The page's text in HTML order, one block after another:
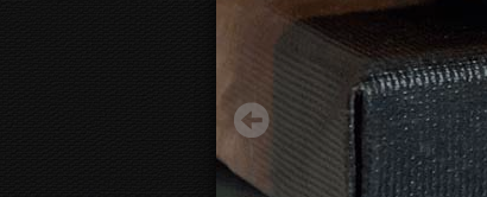
Starting from28.67 €
3D canvas view